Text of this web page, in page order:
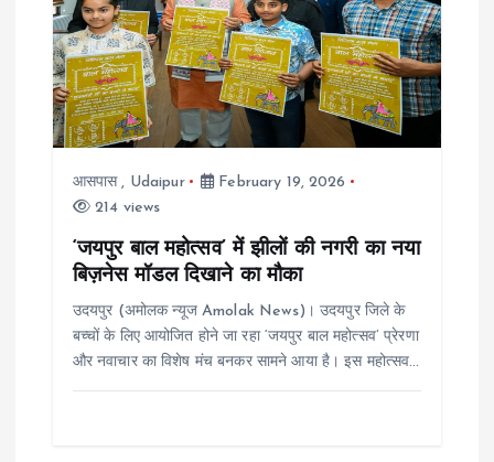
g
a
आसपास, Udaipur
February 19, 2026
214 views
‘जयपुर बाल महोत्सव’ में झीलों की नगरी का नया
बिज़नेस मॉडल दिखाने का मौका
उदयपुर (अमोलक न्यूज Amolak News)। उदयपुर जिले के
बच्चों के लिए आयोजित होने जा रहा ‘जयपुर बाल महोत्सव’ प्रेरणा
और नवाचार का विशेष मंच बनकर सामने आया है। इस महोत्सव…